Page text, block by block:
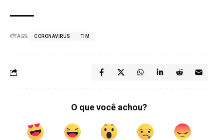
TAGS: CORONAVIRUS TIM
O que você achou?